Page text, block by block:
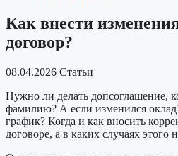
Как внести
договор?
08.04.2026 Статьи
Нужно ли делать допсоглашение,
фамилию? А если изменился
график? Когда и как вносить
договоре, а в каких случаях этого